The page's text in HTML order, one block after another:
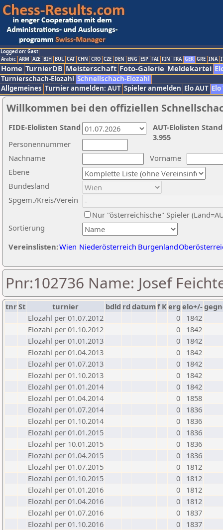
Logged on: Gast
Arabic ARM AZE BIH BUL CAT CHN CRO CZE DEN ENG ESP FAI FIN FRA GER GRE INA
Home TurnierDB Meisterschaft Foto-Galerie Meldekartei
Turnierschach-Elozahl Schnellschach-Elozahl
Allgemeines Turnier anmelden: AUT Spieler anmelden Elo AUT
Willkommen bei den offiziellen
Nachname
Vorname
Ebene
Sortierung
Personennummer
Bundesland
Spgem./Kreis/Verein
Nur "österreichische" Spieler
Vereinslisten:Wien Niederösterreich Burgenland
AUT-Elolisten
3.955
FIDE-Elolisten Stand
Pnr:102736 Name: Josef
tnrSt turnier bdld rd datumf Kerg elo+/-
Elozahl per 01.07.2012
0
1842
Elozahl per 01.10.2012
0
1842
Elozahl per 01.01.2013
0
1842
Elozahl per 01.04.2013
0
1842
Elozahl per 01.07.2013
0
1842
Elozahl per 01.10.2013
0
1842
Elozahl per 01.01.2014
0
1842
Elozahl per 01.04.2014
0
1858
Elozahl per 01.07.2014
0
1836
Elozahl per 01.10.2014
0
1836
Elozahl per 01.01.2015
0
1836
Elozahl per 10.01.2015
0
1836
Elozahl per 01.04.2015
0
1836
Elozahl per 01.07.2015
0
1812
Elozahl per 01.10.2015
0
1812
Elozahl per 01.01.2016
0
1812
Elozahl per 01.04.2016
0
1812
Elozahl per 01.07.2016
0
1837
Elozahl per 01.10.2016
0
1837